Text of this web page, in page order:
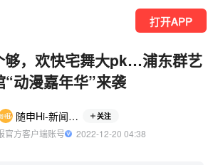
打开APP
够，欢快宅舞大pk…浦东群艺
“动漫嘉年华”来袭
随申Hi-新闻晨报 关注
官方客户端账号
  2022-12-20 04:38